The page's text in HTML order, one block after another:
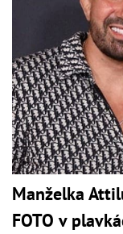
Manželka
FOTO v